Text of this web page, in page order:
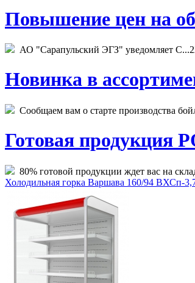
Повышение цен на
АО "Сарапульский ЭГЗ" уведомляет С...
Новинка в
Сообщаем вам о старте производства
Готовая продукция
80% готовой продукции ждет вас на
Холодильная горка Варшава 160/94 ВХСп-